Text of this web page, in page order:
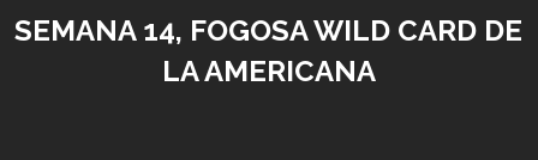
SEMANA 14, FOGOSA WILD CARD DE
LA AMERICANA